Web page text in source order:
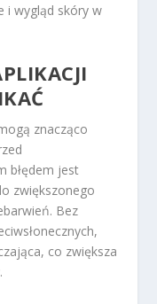
i wygląd skóry w
znacząco
błędem jest
zwiększonego
Bez
co zwiększa